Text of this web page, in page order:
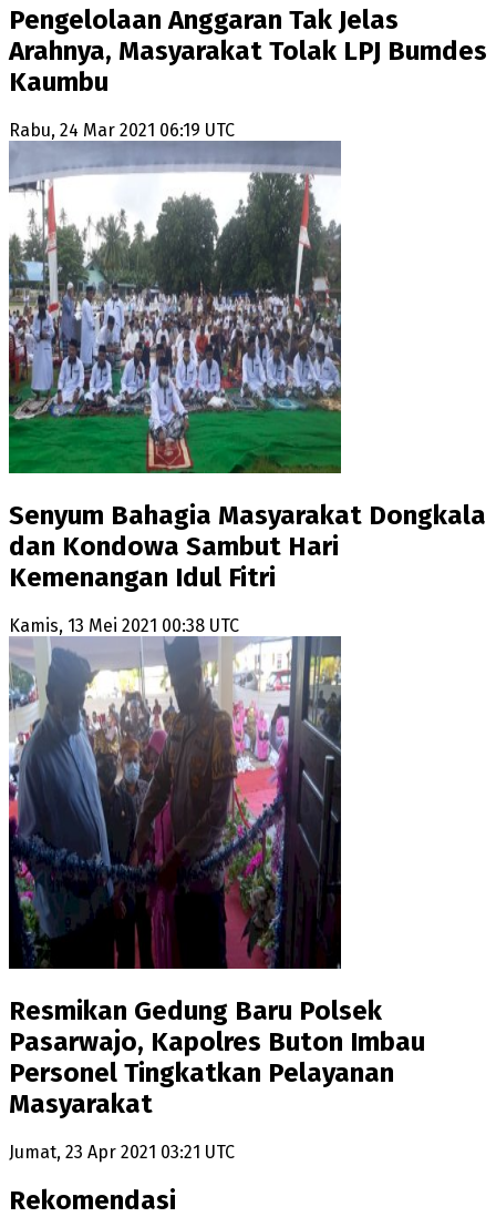
Pengelolaan Anggaran Tak Jelas
Arahnya, Masyarakat Tolak LPJ Bumdes
Kaumbu
Rabu, 24 Mar 2021 06:19 UTC
Senyum Bahagia Masyarakat Dongkala
dan Kondowa Sambut Hari
Kemenangan Idul Fitri
Kamis, 13 Mei 2021 00:38 UTC
Resmikan Gedung Baru Polsek
Pasarwajo, Kapolres Buton Imbau
Personel Tingkatkan Pelayanan
Masyarakat
Jumat, 23 Apr 2021 03:21 UTC
Rekomendasi